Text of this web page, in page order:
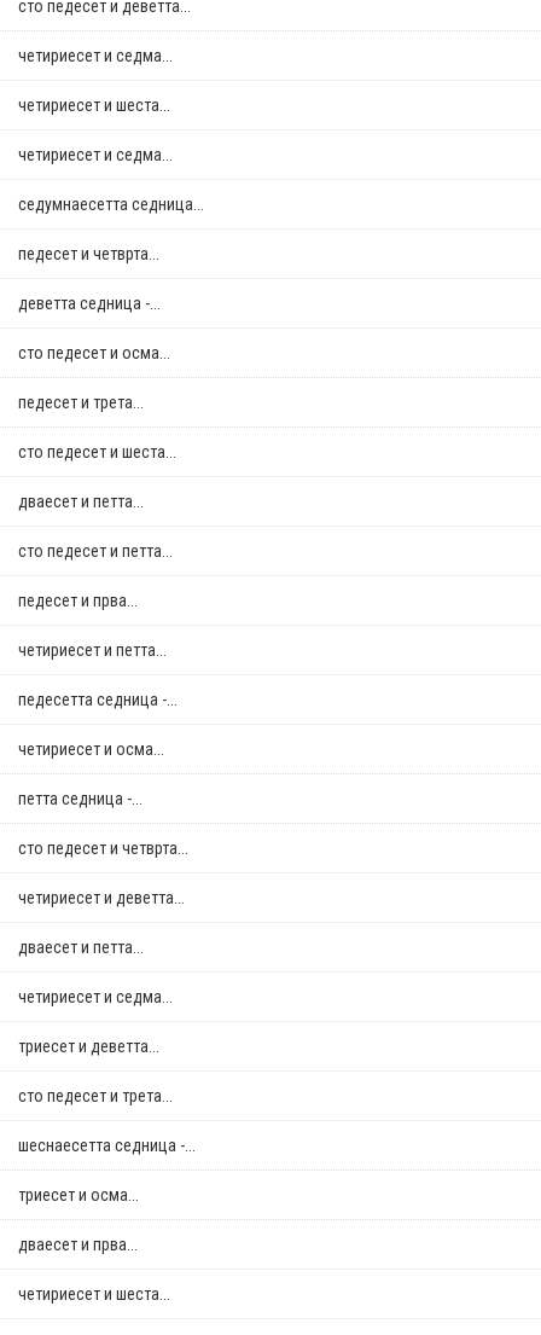
сто педесет и деветта...
четириесет и седма...
четириесет и шеста...
четириесет и седма...
седумнаесетта седница...
педесет и четврта...
деветта седница -...
сто педесет и осма...
педесет и трета...
сто педесет и шеста...
дваесет и петта...
сто педесет и петта...
педесет и прва...
четириесет и петта...
педесетта седница -...
четириесет и осма...
петта седница -...
сто педесет и четврта...
четириесет и деветта...
дваесет и петта...
четириесет и седма...
триесет и деветта...
сто педесет и трета...
шеснаесетта седница -...
триесет и осма...
дваесет и прва...
четириесет и шеста...